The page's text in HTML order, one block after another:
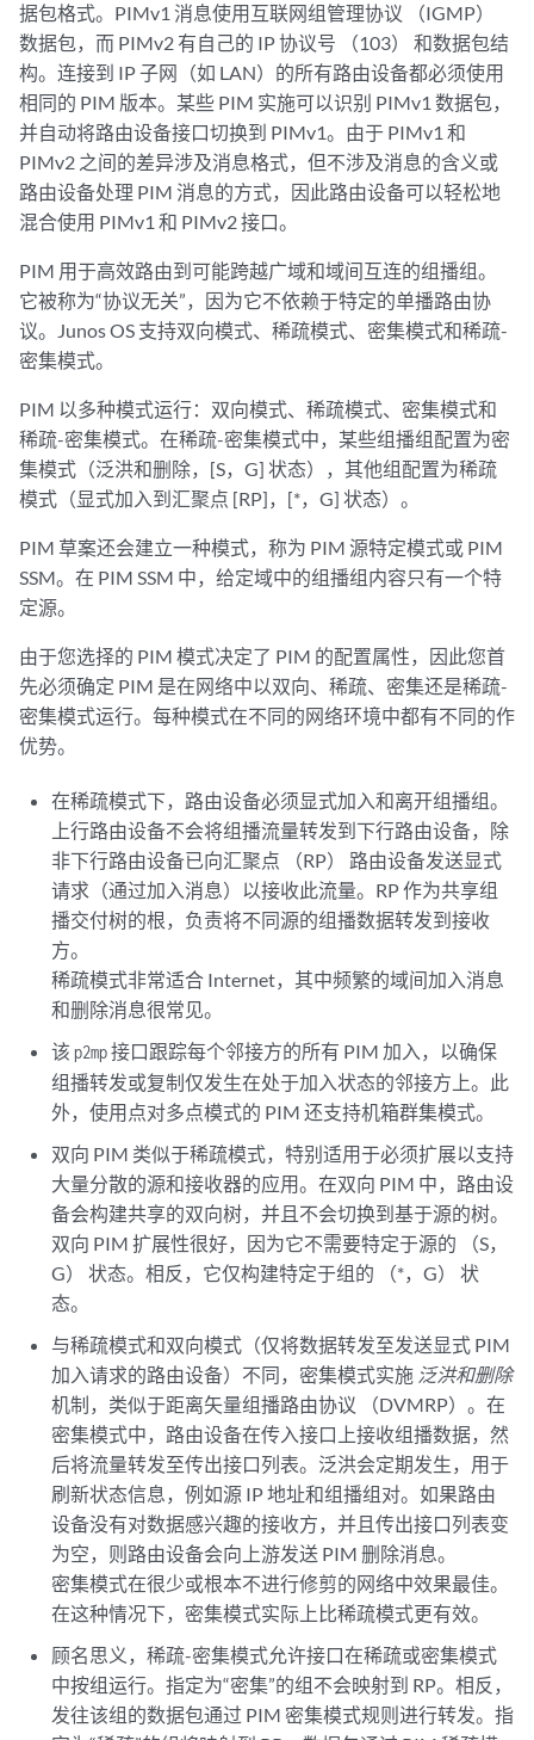
据包格式。PIMv1 消息使用互联网组管理协议 （IGMP）
数据包，而 PIMv2 有自己的 IP 协议号 （103） 和数据包结
构。连接到 IP 子网（如 LAN）的所有路由设备都必须使用
相同的 PIM 版本。某些 PIM 实施可以识别 PIMv1 数据包，
并自动将路由设备接口切换到 PIMv1。由于 PIMv1 和
PIMv2 之间的差异涉及消息格式，但不涉及消息的含义或
路由设备处理 PIM 消息的方式，因此路由设备可以轻松地
混合使用 PIMv1 和 PIMv2 接口。
PIM 用于高效路由到可能跨越广域和域间互连的组播组。
它被称为“协议无关”，因为它不依赖于特定的单播路由协
议。Junos OS 支持双向模式、稀疏模式、密集模式和稀疏-
密集模式。
PIM 以多种模式运行：双向模式、稀疏模式、密集模式和
稀疏-密集模式。在稀疏-密集模式中，某些组播组配置为密
集模式（泛洪和删除，[S，G] 状态），其他组配置为稀疏
模式（显式加入到汇聚点 [RP]，[*，G] 状态）。
PIM 草案还会建立一种模式，称为 PIM 源特定模式或 PIM
SSM。在 PIM SSM 中，给定域中的组播组内容只有一个特
定源。
由于您选择的 PIM 模式决定了 PIM 的配置属性，因此您首
先必须确定 PIM 是在网络中以双向、稀疏、密集还是稀疏-
密集模式运行。每种模式在不同的网络环境中都有不同的作
优势。
在稀疏模式下，路由设备必须显式加入和离开组播组。
上行路由设备不会将组播流量转发到下行路由设备，除
非下行路由设备已向汇聚点 （RP） 路由设备发送显式
请求（通过加入消息）以接收此流量。RP 作为共享组
播交付树的根，负责将不同源的组播数据转发到接收
方。
稀疏模式非常适合 Internet，其中频繁的域间加入消息
和删除消息很常见。
该p2mp接口跟踪每个邻接方的所有 PIM 加入，以确保
组播转发或复制仅发生在处于加入状态的邻接方上。此
外，使用点对多点模式的 PIM 还支持机箱群集模式。
双向 PIM 类似于稀疏模式，特别适用于必须扩展以支持
大量分散的源和接收器的应用。在双向 PIM 中，路由设
备会构建共享的双向树，并且不会切换到基于源的树。
双向 PIM 扩展性很好，因为它不需要特定于源的 （S，
G） 状态。相反，它仅构建特定于组的 （*，G） 状
态。
与稀疏模式和双向模式（仅将数据转发至发送显式 PIM
加入请求的路由设备）不同，密集模式实施 泛洪和删除
机制，类似于距离矢量组播路由协议 （DVMRP）。在
密集模式中，路由设备在传入接口上接收组播数据，然
后将流量转发至传出接口列表。泛洪会定期发生，用于
刷新状态信息，例如源 IP 地址和组播组对。如果路由
设备没有对数据感兴趣的接收方，并且传出接口列表变
为空，则路由设备会向上游发送 PIM 删除消息。
密集模式在很少或根本不进行修剪的网络中效果最佳。
在这种情况下，密集模式实际上比稀疏模式更有效。
顾名思义，稀疏-密集模式允许接口在稀疏或密集模式
中按组运行。指定为“密集”的组不会映射到 RP。相反，
发往该组的数据包通过 PIM 密集模式规则进行转发。指